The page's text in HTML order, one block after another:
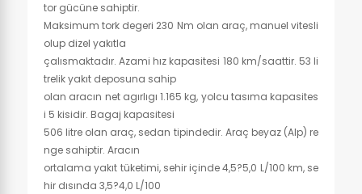
tor gücüne sahiptir.
Maksimum tork degeri 230 Nm olan araç, manuel vitesli
olup dizel yakıtla
çalısmaktadır. Azami hız kapasitesi 180 km/saattir. 53 li
trelik yakıt deposuna sahip
olan aracın net agırlıgı 1.165 kg, yolcu tasıma kapasites
i 5 kisidir. Bagaj kapasitesi
506 litre olan araç, sedan tipindedir. Araç beyaz (Alp) re
nge sahiptir. Aracın
ortalama yakıt tüketimi, sehir içinde 4,5?5,0 L/100 km, se
hir dısında 3,5?4,0 L/100